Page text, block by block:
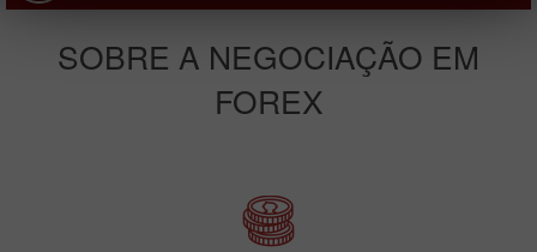
Ekaterina Stikhina
Diretora da InstaTrade TV*
SOBRE A NEGOCIAÇÃO EM